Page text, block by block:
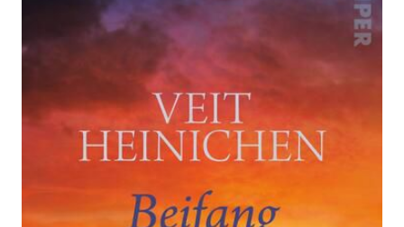
Zur Wunschliste hinzufügen
Commissario Laurenti hat noch einiges zu tun |
»Proteo Laurenti gehört zur Riege der großen
Kommissare« Der Spiegel
Veit Heinichen
01.08.2024